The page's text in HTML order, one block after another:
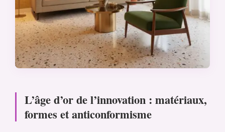
L’âge d’or de l’innovation : matériaux,
formes et anticonformisme